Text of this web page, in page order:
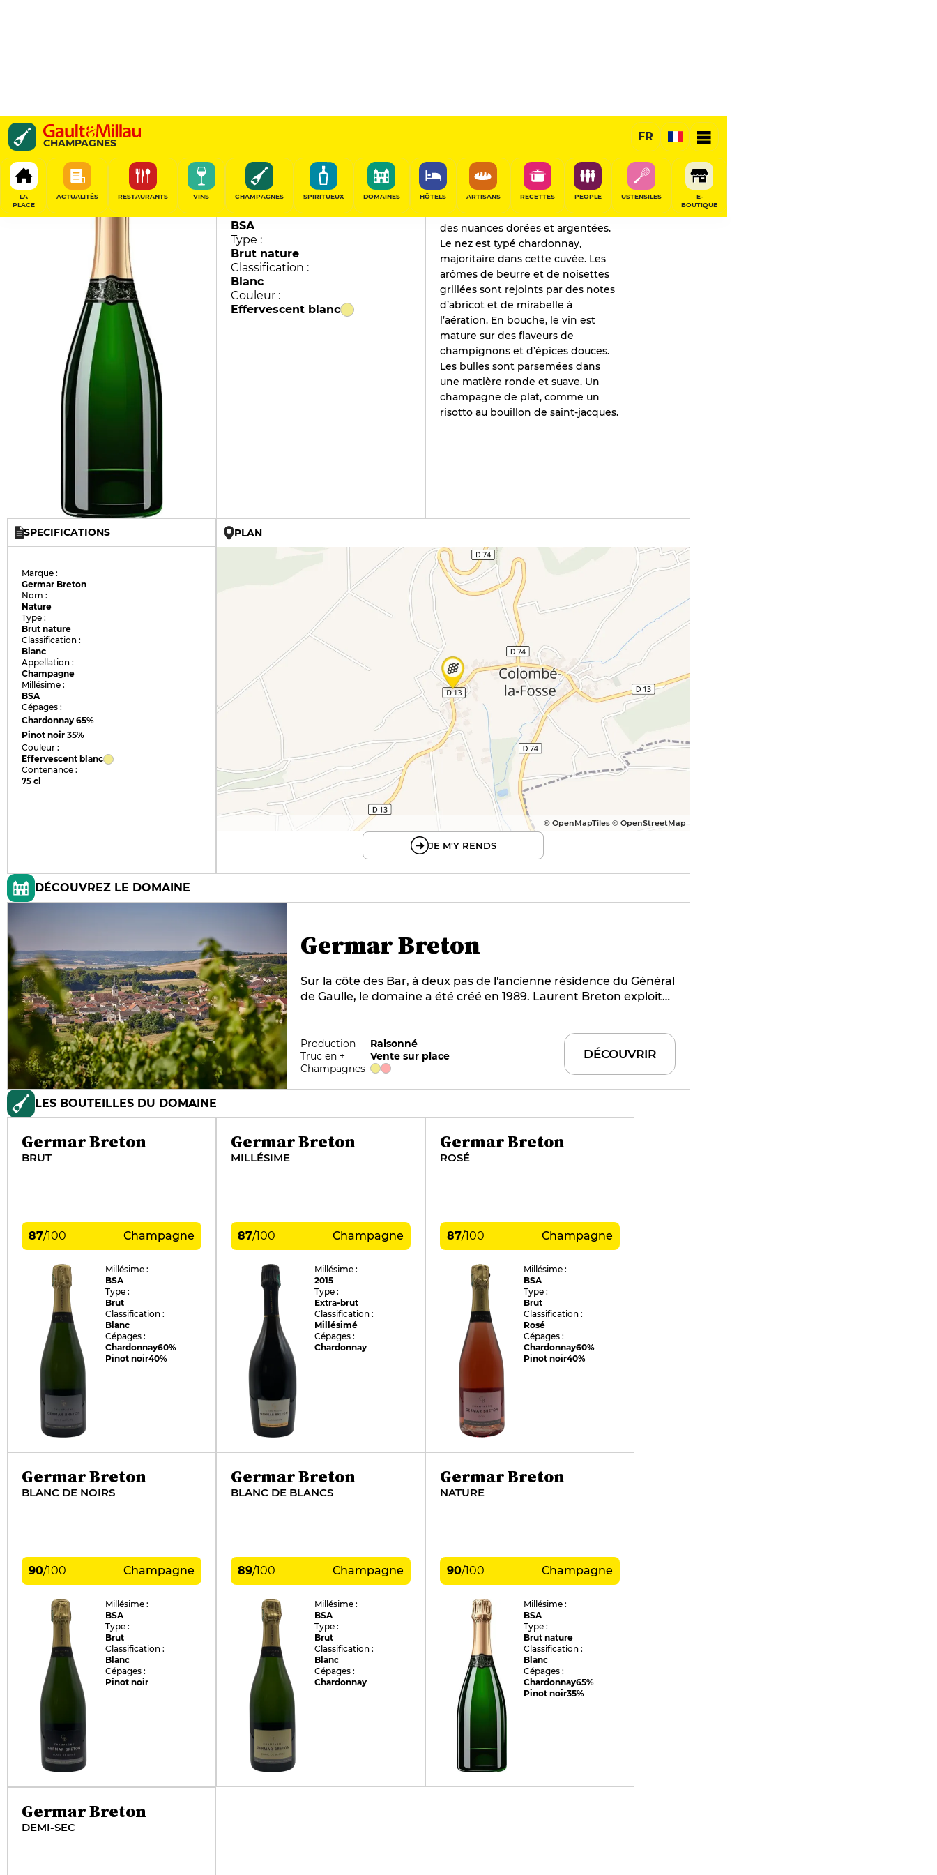
CHAMPAGNES
FR
LA
PLACE
ACTUALITÉS RESTAURANTS VINS CHAMPAGNES SPIRITUEUX DOMAINES HÔTELS ARTISANS RECETTES PEOPLE USTENSILES
E-
BOUTIQUE
Nature
Germar Breton
PARTAGER
90/100
Champagne
Millésime :
BSA
Type :
Brut nature
Classification :
Blanc
Couleur :
Effervescent blanc
L'AVIS DE GAULT&MILLAU
2020
La robe est d’un or soutenu avec
des nuances dorées et argentées.
Le nez est typé chardonnay,
majoritaire dans cette cuvée. Les
arômes de beurre et de noisettes
grillées sont rejoints par des notes
d’abricot et de mirabelle à
l’aération. En bouche, le vin est
mature sur des flaveurs de
champignons et d’épices douces.
Les bulles sont parsemées dans
une matière ronde et suave. Un
champagne de plat, comme un
risotto au bouillon de saint-jacques.
SPECIFICATIONS
Marque :
Germar Breton
Nom :
Nature
Type :
Brut nature
Classification :
Blanc
Appellation :
Champagne
Millésime :
BSA
Cépages :
Chardonnay65%
Pinot noir35%
Couleur :
Effervescent blanc
Contenance :
75 cl
PLAN
© OpenMapTiles © OpenStreetMap
JE M'Y RENDS
DÉCOUVREZ LE DOMAINE
Germar Breton
Sur la côte des Bar, à deux pas de l'ancienne résidence du Général
de Gaulle, le domaine a été créé en 1989. Laurent Breton exploite
Marcelline. Le style des vins, à la fois gourmand et fin, est
composé en majorité de chardonnay sur un terroir
habituellement consacré au pinot noir.
Production
Raisonné
Truc en +
Vente sur place
Champagnes
DÉCOUVRIR
LES BOUTEILLES DU DOMAINE
Germar Breton
BRUT
87/100 Champagne
Millésime :
BSA
Type :
Brut
Classification :
Blanc
Cépages :
Chardonnay60%
Pinot noir40%
Germar Breton
MILLÉSIME
87/100 Champagne
Millésime :
2015
Type :
Extra-brut
Classification :
Millésimé
Cépages :
Chardonnay
Germar Breton
ROSÉ
87/100 Champagne
Millésime :
BSA
Type :
Brut
Classification :
Rosé
Cépages :
Chardonnay60%
Pinot noir40%
Germar Breton
BLANC DE NOIRS
90/100 Champagne
Millésime :
BSA
Type :
Brut
Classification :
Blanc
Cépages :
Pinot noir
Germar Breton
BLANC DE BLANCS
89/100 Champagne
Millésime :
BSA
Type :
Brut
Classification :
Blanc
Cépages :
Chardonnay
Germar Breton
NATURE
90/100 Champagne
Millésime :
BSA
Type :
Brut nature
Classification :
Blanc
Cépages :
Chardonnay65%
Pinot noir35%
Germar Breton
DEMI-SEC